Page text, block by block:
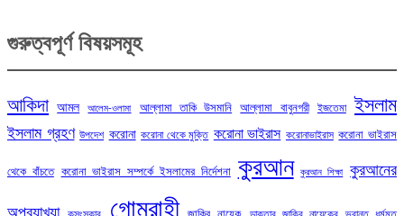
গুরুত্বপূর্ণ বিষয়সমূহ
আকিদা আমল আলেম-ওলামা আল্লামা তাকি উসমানি আল্লামা বাবুনগরী ইজতেমা ইসলাম
ইসলাম গ্রহণ উপদেশ করোনা করোনা থেকে মুক্তি করোনা ভাইরাস করোনাভাইরাস করোনা ভাইরাস
থেকে বাঁচতে করোনা ভাইরাস সম্পর্কে ইসলামের নির্দেশনা কুরআন কুরআন শিক্ষা কুরআনের
অপব্যাখ্যা গোমরাহী